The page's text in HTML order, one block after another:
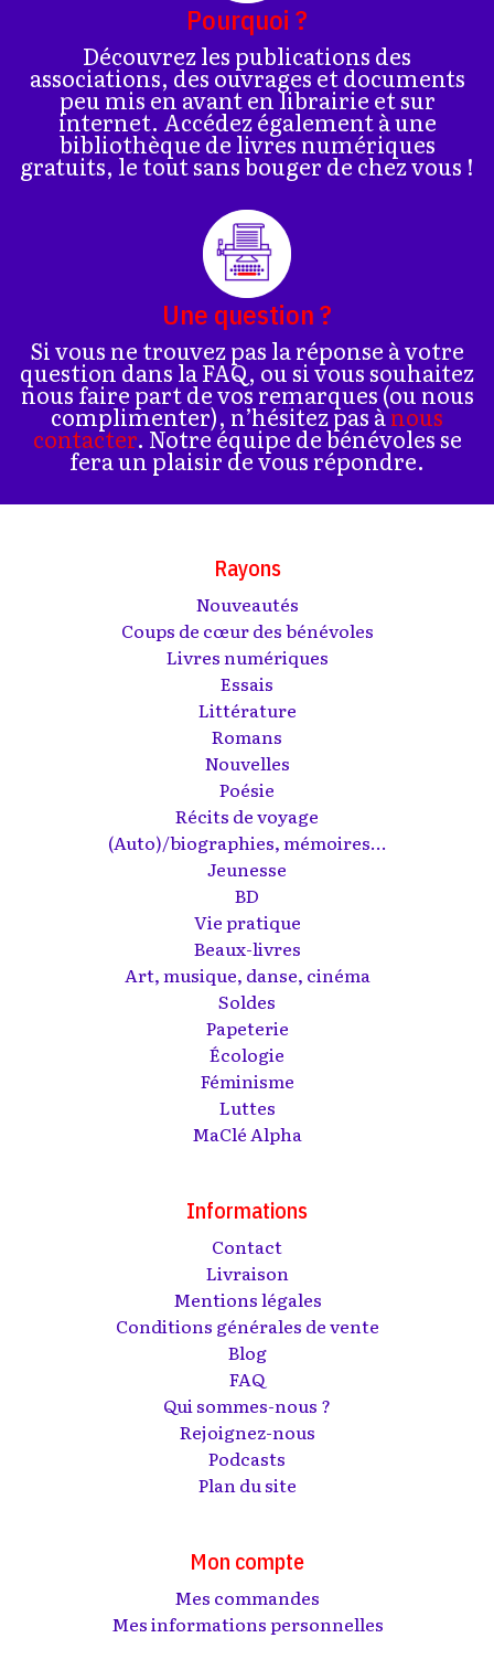
Pourquoi ?
Découvrez les publications des
associations, des ouvrages et documents
peu mis en avant en librairie et sur
internet. Accédez également à une
bibliothèque de livres numériques
gratuits, le tout sans bouger de chez vous !
Une question ?
Si vous ne trouvez pas la réponse à votre
question dans la FAQ, ou si vous souhaitez
nous faire part de vos remarques (ou nous
complimenter), n’hésitez pas ànous
contacter. Notre équipe de bénévoles se
fera un plaisir de vous répondre.
Rayons
Nouveautés
Coups de cœur des bénévoles
Livres numériques
Essais
Littérature
Romans
Nouvelles
Poésie
Récits de voyage
(Auto)/biographies, mémoires...
Jeunesse
BD
Vie pratique
Beaux-livres
Art, musique, danse, cinéma
Soldes
Papeterie
Écologie
Féminisme
Luttes
MaClé Alpha
Informations
Contact
Livraison
Mentions légales
Conditions générales de vente
Blog
FAQ
Qui sommes-nous ?
Rejoignez-nous
Podcasts
Plan du site
Mon compte
Mes commandes
Mes informations personnelles